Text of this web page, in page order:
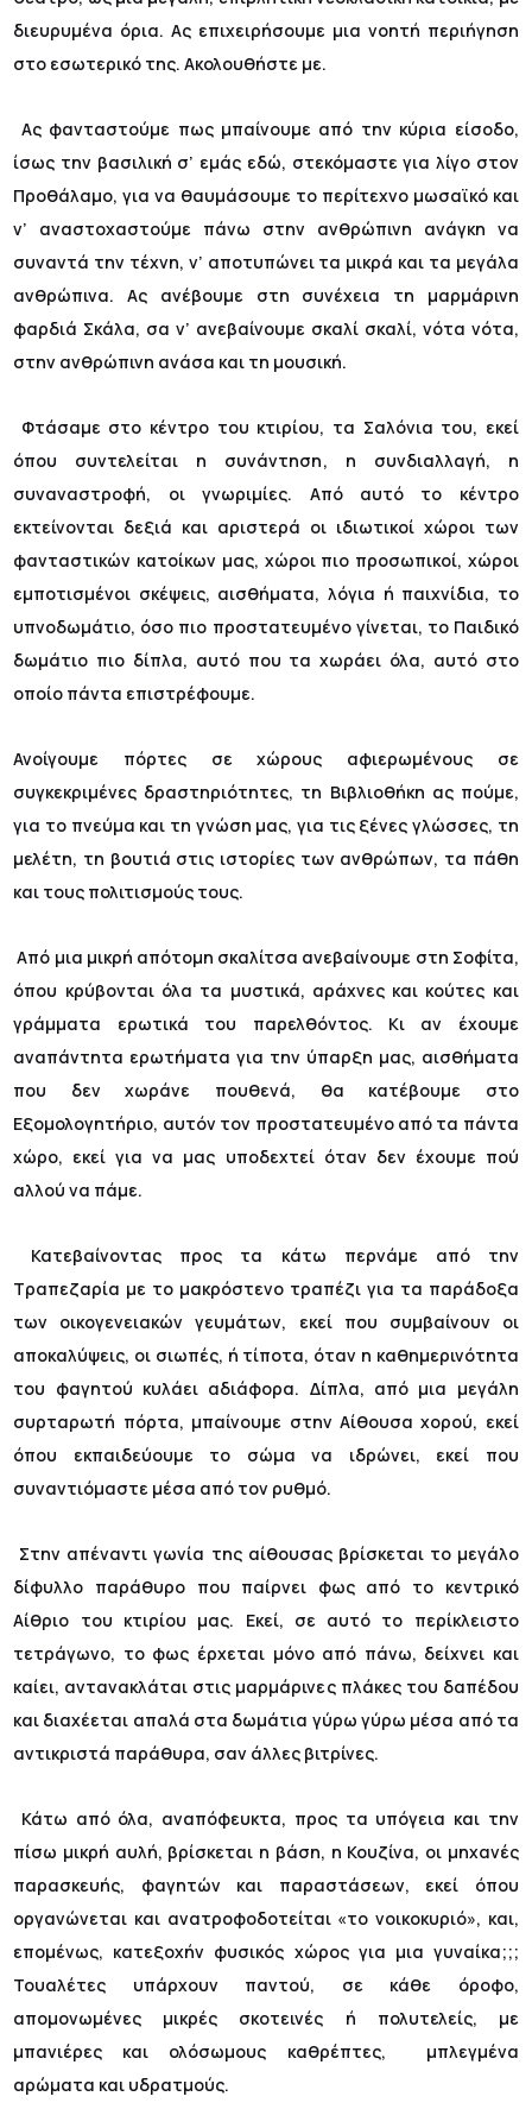
διευρυμένα όρια. Ας επιχειρήσουμε μια νοητή περιήγηση
στο εσωτερικό της. Ακολουθήστε με.
Ας φανταστούμε πως μπαίνουμε από την κύρια είσοδο,
ίσως την βασιλική σ’ εμάς εδώ, στεκόμαστε για λίγο στον
Προθάλαμο, για να θαυμάσουμε το περίτεχνο μωσαϊκό και
ν’ αναστοχαστούμε πάνω στην ανθρώπινη ανάγκη να
συναντά την τέχνη, ν’ αποτυπώνει τα μικρά και τα μεγάλα
ανθρώπινα. Ας ανέβουμε στη συνέχεια τη μαρμάρινη
φαρδιά Σκάλα, σα ν’ ανεβαίνουμε σκαλί σκαλί, νότα νότα,
στην ανθρώπινη ανάσα και τη μουσική.
Φτάσαμε στο κέντρο του κτιρίου, τα Σαλόνια του, εκεί
όπου συντελείται η συνάντηση, η συνδιαλλαγή, η
συναναστροφή, οι γνωριμίες. Από αυτό το κέντρο
εκτείνονται δεξιά και αριστερά οι ιδιωτικοί χώροι των
φανταστικών κατοίκων μας, χώροι πιο προσωπικοί, χώροι
εμποτισμένοι σκέψεις, αισθήματα, λόγια ή παιχνίδια, το
υπνοδωμάτιο, όσο πιο προστατευμένο γίνεται, το Παιδικό
δωμάτιο πιο δίπλα, αυτό που τα χωράει όλα, αυτό στο
οποίο πάντα επιστρέφουμε.
Ανοίγουμε πόρτες σε χώρους αφιερωμένους σε
συγκεκριμένες δραστηριότητες, τη Βιβλιοθήκη ας πούμε,
για το πνεύμα και τη γνώση μας, για τις ξένες γλώσσες, τη
μελέτη, τη βουτιά στις ιστορίες των ανθρώπων, τα πάθη
και τους πολιτισμούς τους.
Από μια μικρή απότομη σκαλίτσα ανεβαίνουμε στη Σοφίτα,
όπου κρύβονται όλα τα μυστικά, αράχνες και κούτες και
γράμματα ερωτικά του παρελθόντος. Κι αν έχουμε
αναπάντητα ερωτήματα για την ύπαρξη μας, αισθήματα
που δεν χωράνε πουθενά, θα κατέβουμε στο
Εξομολογητήριο, αυτόν τον προστατευμένο από τα πάντα
χώρο, εκεί για να μας υποδεχτεί όταν δεν έχουμε πού
αλλού να πάμε.
Κατεβαίνοντας προς τα κάτω περνάμε από την
Τραπεζαρία με το μακρόστενο τραπέζι για τα παράδοξα
των οικογενειακών γευμάτων, εκεί που συμβαίνουν οι
αποκαλύψεις, οι σιωπές, ή τίποτα, όταν η καθημερινότητα
του φαγητού κυλάει αδιάφορα. Δίπλα, από μια μεγάλη
συρταρωτή πόρτα, μπαίνουμε στην Αίθουσα χορού, εκεί
όπου εκπαιδεύουμε το σώμα να ιδρώνει, εκεί που
συναντιόμαστε μέσα από τον ρυθμό.
Στην απέναντι γωνία της αίθουσας βρίσκεται το μεγάλο
δίφυλλο παράθυρο που παίρνει φως από το κεντρικό
Αίθριο του κτιρίου μας. Εκεί, σε αυτό το περίκλειστο
τετράγωνο, το φως έρχεται μόνο από πάνω, δείχνει και
καίει, αντανακλάται στις μαρμάρινες πλάκες του δαπέδου
και διαχέεται απαλά στα δωμάτια γύρω γύρω μέσα από τα
αντικριστά παράθυρα, σαν άλλες βιτρίνες.
Κάτω από όλα, αναπόφευκτα, προς τα υπόγεια και την
πίσω μικρή αυλή, βρίσκεται η βάση, η Κουζίνα, οι μηχανές
παρασκευής, φαγητών και παραστάσεων, εκεί όπου
οργανώνεται και ανατροφοδοτείται «το νοικοκυριό», και,
επομένως, κατεξοχήν φυσικός χώρος για μια γυναίκα;;;
Τουαλέτες υπάρχουν παντού, σε κάθε όροφο,
απομονωμένες μικρές σκοτεινές ή πολυτελείς, με
μπανιέρες και ολόσωμους καθρέπτες, μπλεγμένα
αρώματα και υδρατμούς.